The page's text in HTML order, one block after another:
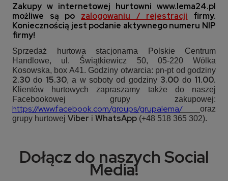
Zakupy w internetowej hurtowni www.lema24.pl
możliwe są po zalogowaniu / rejestracji firmy.
Koniecznością jest podanie aktywnego numeru NIP
firmy!
Sprzedaż hurtowa stacjonarna Polskie Centrum
Handlowe, ul. Świątkiewicz 50, 05-220 Wólka
Kosowska, box A41. Godziny otwarcia: pn-pt od godziny
2.30 do 15.30, a w soboty od godziny 3.00 do 11.00.
Klientów hurtowych zapraszamy także do naszej
Facebookowej grupy zakupowej:
https://www.facebook.com/groups/grupalema/
oraz
grupy hurtowej Viber i WhatsApp (+48 518 365 302).
Dołącz do naszych Social
Media!